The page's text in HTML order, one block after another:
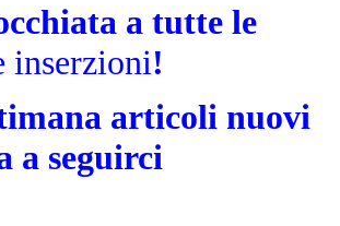
a tutte le
inserzioni!
articoli nuovi
a seguirci